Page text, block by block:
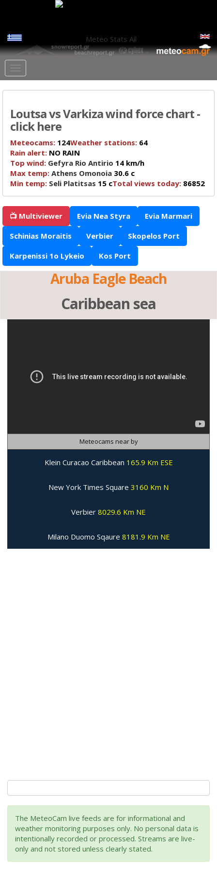
Meteo Stats All
Loutsa vs Varkiza wind force chart -
click here
Meteocams: 124Weather stations: 64
Rain alert: NO RAIN
Top wind: Gefyra Rio Antirio 14 km/h
Max temp: Athens Omonoia 30.6 c
Min temp: Seli Platitsas 15 cTotal views today: 86852
📺 Multiviewer Evia Nea Styra Evia Marmari
Schinias Moraitis Verbier Skopelos Port
Karpenissi 1o Lykeio Kos Port
Aruba Eagle Beach
Caribbean sea
Meteocams near by
Klein Curacao Caribbean 165.9 Km ESE
New York Times Square 3160 Km N
Verbier 8029.6 Km NE
Milano Duomo Sqaure 8181.9 Km NE
The MeteoCam live feeds are for informational and
weather monitoring purposes only. No personal data is
intentionally recorded or processed. Streams are live-
only and not stored unless clearly stated.